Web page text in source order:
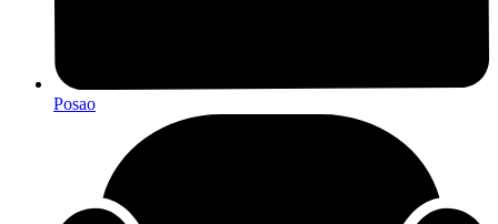
Posao